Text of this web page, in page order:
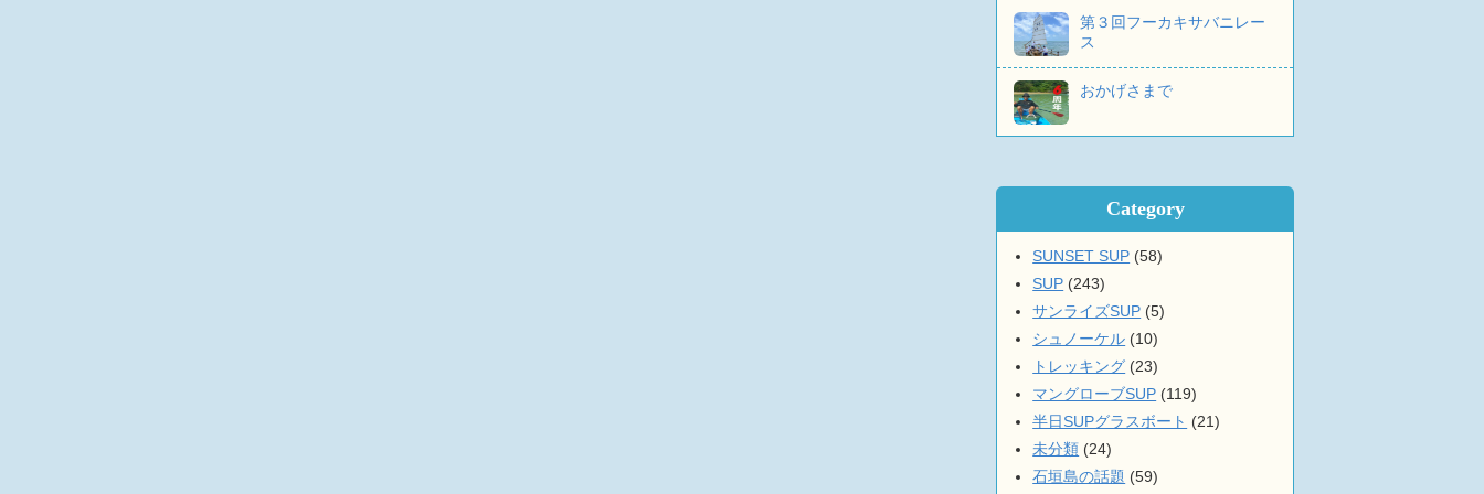
第３回フーカキサバニレー
ス
おかげさまで
Category
SUNSET SUP (58)
SUP (243)
サンライズSUP (5)
シュノーケル (10)
トレッキング (23)
マングローブSUP (119)
半日SUPグラスボート (21)
未分類 (24)
石垣島の話題 (59)